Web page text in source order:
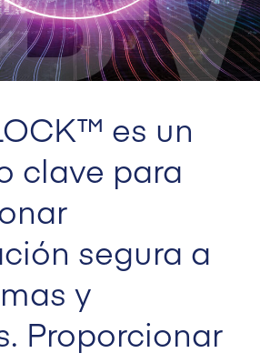
es un
clave para
segura a
y
Proporcionar